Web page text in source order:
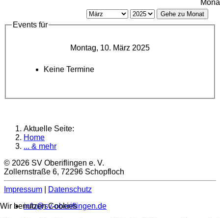
Gehe zu Monat
Events für
Montag, 10. März 2025
Keine Termine
Aktuelle Seite:
Home
... & mehr
© 2026 SV Oberiflingen e. V.
Zollernstraße 6, 72296 Schopfloch
Impressum
Datenschutz
info@sv-oberiflingen.de
Wir benutzen Cookies